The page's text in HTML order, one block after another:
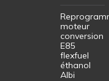
moteur
conversion
E85
flexfuel
éthanol
Albi